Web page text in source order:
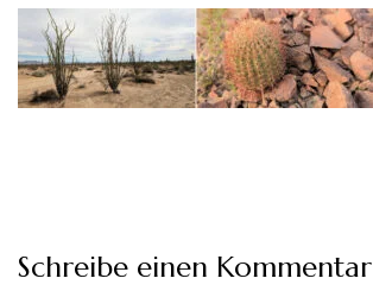
Schreibe einen Kommentar